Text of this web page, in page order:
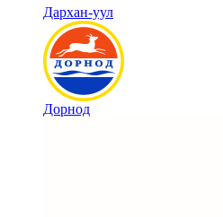
Дархан-уул
Дорнод